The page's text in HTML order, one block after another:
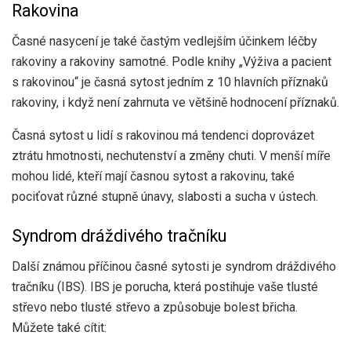
Rakovina
Časné nasycení je také častým vedlejším účinkem léčby
rakoviny a rakoviny samotné. Podle knihy „Výživa a pacient
s rakovinou“ je časná sytost jedním z 10 hlavních příznaků
rakoviny, i když není zahrnuta ve většině hodnocení příznaků.
Časná sytost u lidí s rakovinou má tendenci doprovázet
ztrátu hmotnosti, nechutenství a změny chuti. V menší míře
mohou lidé, kteří mají časnou sytost a rakovinu, také
pociťovat různé stupně únavy, slabosti a sucha v ústech.
Syndrom dráždivého tračníku
Další známou příčinou časné sytosti je syndrom dráždivého
tračníku (IBS). IBS je porucha, která postihuje vaše tlusté
střevo nebo tlusté střevo a způsobuje bolest břicha.
Můžete také cítit: